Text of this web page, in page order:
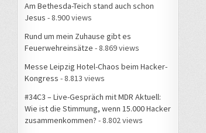
Am Bethesda-Teich stand auch schon
Jesus - 8.900 views
Rund um mein Zuhause gibt es
Feuerwehreinsätze - 8.869 views
Messe Leipzig Hotel-Chaos beim Hacker-
Kongress - 8.813 views
#34C3 – Live-Gespräch mit MDR Aktuell:
Wie ist die Stimmung, wenn 15.000 Hacker
zusammenkommen? - 8.802 views